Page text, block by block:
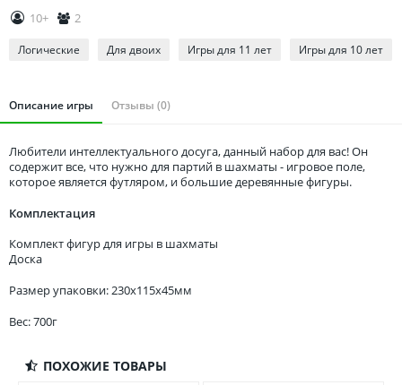
10+ 2
Логические Для двоих Игры для 11 лет Игры для 10 лет
Описание игры Отзывы (0)
Любители интеллектуального досуга, данный набор для вас! Он
содержит все, что нужно для партий в шахматы - игровое поле,
которое является футляром, и большие деревянные фигуры.
Комплектация
Комплект фигур для игры в шахматы
Доска
Размер упаковки: 230x115x45мм
Вес: 700г
ПОХОЖИЕ ТОВАРЫ